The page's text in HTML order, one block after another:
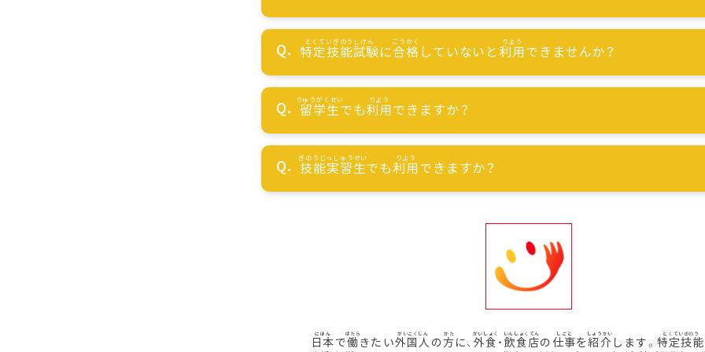
特定技能試験に合格 していないと利用できませんか？
留学生でも利用できますか？
技能実習生でも利用できますか？
日本で働きたい外国人 の方に、 外食 ・ 飲食店の 仕事を紹介 します。 特定技能